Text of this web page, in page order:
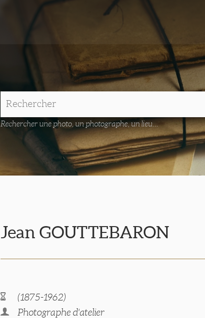
Rechercher une photo, un photographe, un lieu...
Jean GOUTTEBARON
(1875-1962)
Photographe d'atelier